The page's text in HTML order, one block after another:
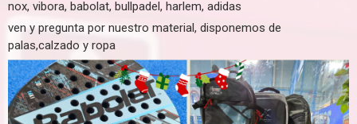
nox, vibora, babolat, bullpadel, harlem, adidas
ven y pregunta por nuestro material, disponemos de
palas,calzado y ropa
descuento en todos los articulos.